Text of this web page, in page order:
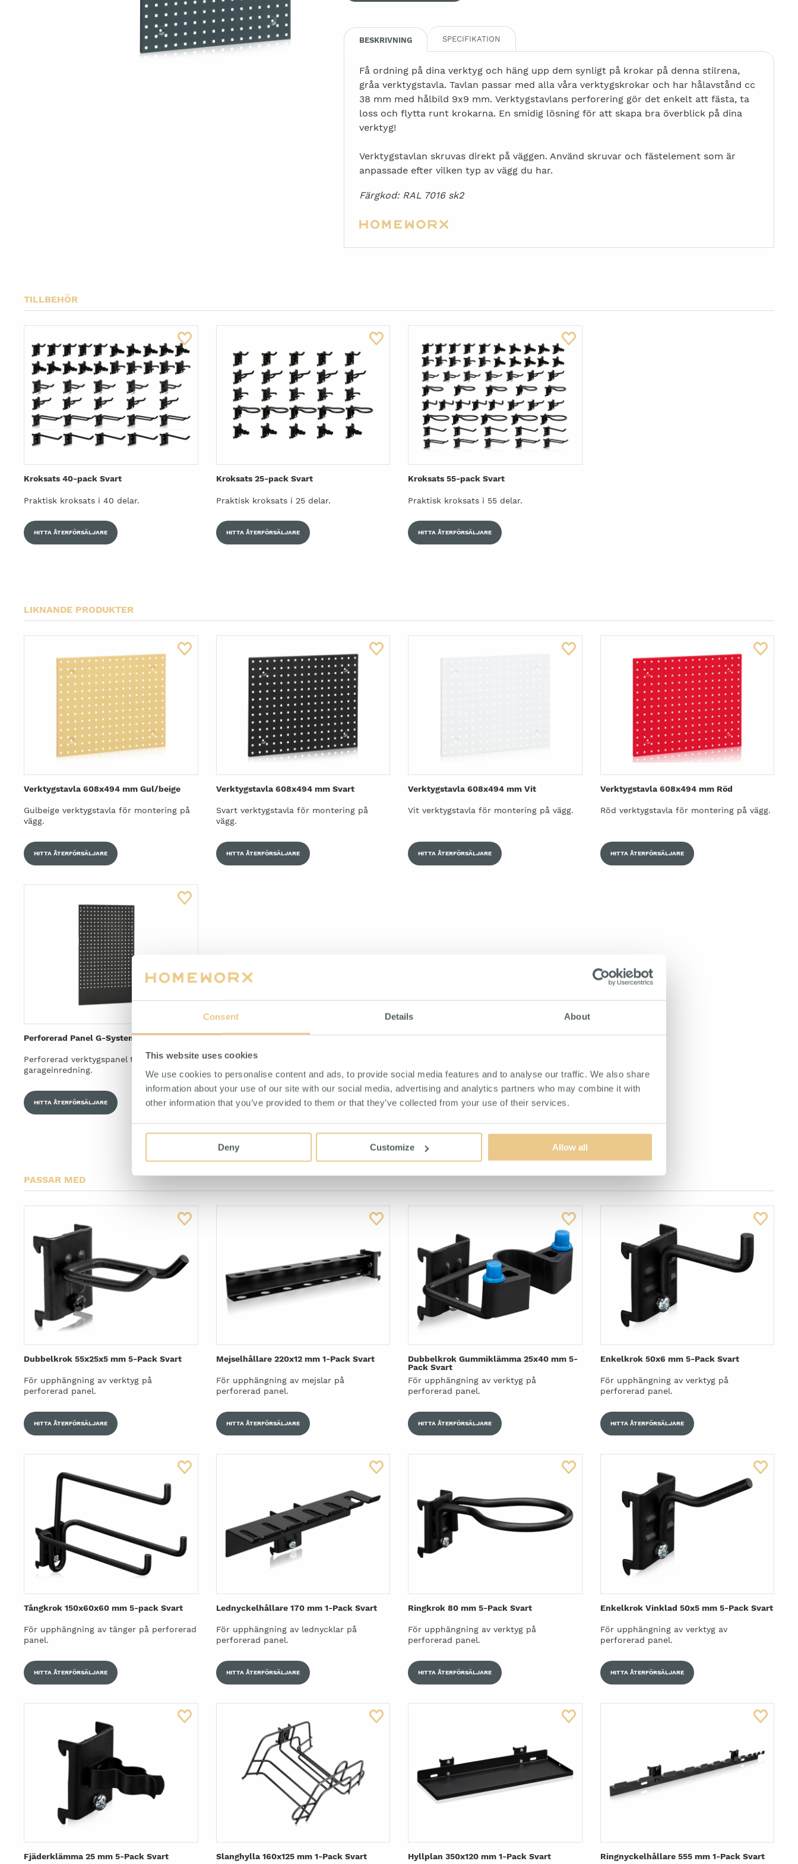
Consent Details About
This website uses cookies
We use cookies to personalise content and ads, to provide social media features and to analyse our traffic. We also share
information about your use of our site with our social media, advertising and analytics partners who may combine it with
other information that you’ve provided to them or that they’ve collected from your use of their services.
Deny Customize Allow all
BESKRIVNING SPECIFIKATION
Få ordning på dina verktyg och häng upp dem synligt på krokar på denna stilrena,
gråa verktygstavla. Tavlan passar med alla våra verktygskrokar och har hålavstånd cc
38 mm med hålbild 9x9 mm. Verktygstavlans perforering gör det enkelt att fästa, ta
loss och flytta runt krokarna. En smidig lösning för att skapa bra överblick på dina
verktyg!
Verktygstavlan skruvas direkt på väggen. Använd skruvar och fästelement som är
anpassade efter vilken typ av vägg du har.
Färgkod: RAL 7016 sk2
TILLBEHÖR
Kroksats 40-pack Svart
Praktisk kroksats i 40 delar.
HITTA ÅTERFÖRSÄLJARE
Kroksats 25-pack Svart
Praktisk kroksats i 25 delar.
HITTA ÅTERFÖRSÄLJARE
Kroksats 55-pack Svart
Praktisk kroksats i 55 delar.
HITTA ÅTERFÖRSÄLJARE
LIKNANDE PRODUKTER
Verktygstavla 608x494 mm Gul/beige
Gulbeige verktygstavla för montering på
vägg.
HITTA ÅTERFÖRSÄLJARE
Verktygstavla 608x494 mm Svart
Svart verktygstavla för montering på
vägg.
HITTA ÅTERFÖRSÄLJARE
Verktygstavla 608x494 mm Vit
Vit verktygstavla för montering på vägg.
HITTA ÅTERFÖRSÄLJARE
Verktygstavla 608x494 mm Röd
Röd verktygstavla för montering på vägg.
HITTA ÅTERFÖRSÄLJARE
Perforerad Panel G-System
Perforerad verktygspanel till Homeworx
garageinredning.
HITTA ÅTERFÖRSÄLJARE
PASSAR MED
Dubbelkrok 55x25x5 mm 5-Pack Svart
För upphängning av verktyg på
perforerad panel.
HITTA ÅTERFÖRSÄLJARE
Mejselhållare 220x12 mm 1-Pack Svart
För upphängning av mejslar på
perforerad panel.
HITTA ÅTERFÖRSÄLJARE
Dubbelkrok Gummiklämma 25x40 mm 5-
Pack Svart
För upphängning av verktyg på
perforerad panel.
HITTA ÅTERFÖRSÄLJARE
Enkelkrok 50x6 mm 5-Pack Svart
För upphängning av verktyg på
perforerad panel.
HITTA ÅTERFÖRSÄLJARE
Tångkrok 150x60x60 mm 5-pack Svart
För upphängning av tänger på perforerad
panel.
HITTA ÅTERFÖRSÄLJARE
Lednyckelhållare 170 mm 1-Pack Svart
För upphängning av lednycklar på
perforerad panel.
HITTA ÅTERFÖRSÄLJARE
Ringkrok 80 mm 5-Pack Svart
För upphängning av verktyg på
perforerad panel.
HITTA ÅTERFÖRSÄLJARE
Enkelkrok Vinklad 50x5 mm 5-Pack Svart
För upphängning av verktyg av
perforerad panel.
HITTA ÅTERFÖRSÄLJARE
Fjäderklämma 25 mm 5-Pack Svart Slanghylla 160x125 mm 1-Pack Svart Hyllplan 350x120 mm 1-Pack Svart Ringnyckelhållare 555 mm 1-Pack Svart